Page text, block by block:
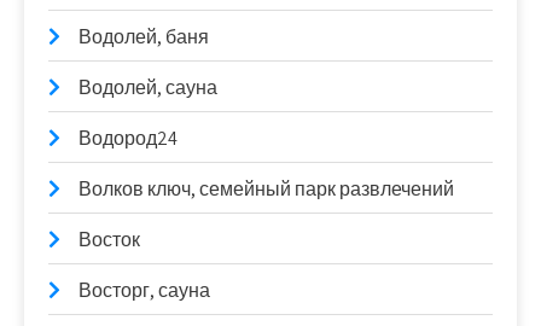
Водолей, баня
Водолей, сауна
Водород24
Волков ключ, семейный парк развлечений
Восток
Восторг, сауна